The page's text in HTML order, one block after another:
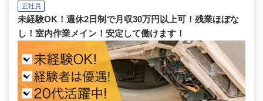
正社員
未経験OK！週休2日制で月収30万円以上可！残業ほぼな
し！室内作業メイン！安定して働けます！